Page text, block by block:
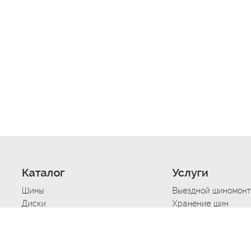
Каталог
Шины
Диски
Услуги
Выездной
Хранение шин